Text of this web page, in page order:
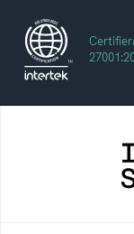
bidrar